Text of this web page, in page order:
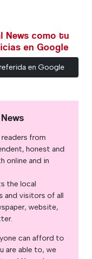
News como tu
en Google
en Google
from
honest and
online and in
the local
and visitors of all
website,
can afford to
are able to, we